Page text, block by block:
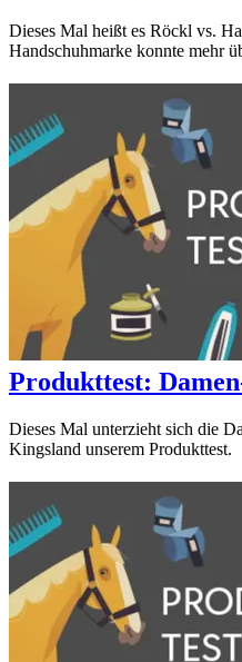
Dieses Mal heißt es Röckl vs.
Handschuhmarke konnte mehr
Produkttest:
Dieses Mal unterzieht sich die
Kingsland unserem Produkttest.